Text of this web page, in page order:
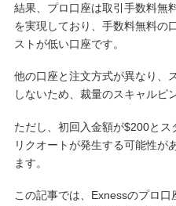
結果、プロ口座は取引手数料無
を実現しており、手数料無料の
ストが低い口座です。
他の口座と注文方式が異なり、
しないため、裁量のスキャルピ
ただし、初回入金額が$200とス
リクオートが発生する可能性が
ます。
この記事では、Exnessのプロ